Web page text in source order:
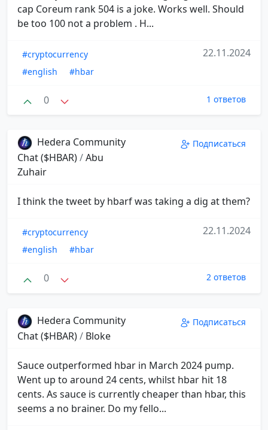
cap Coreum rank 504 is a joke. Works well. Should
be too 100 not a problem . H...
#cryptocurrency
#english
#hbar
22.11.2024
0 1 ответов
Hedera Community
Chat ($HBAR)/Abu
Zuhair
Подписаться
I think the tweet by hbarf was taking a dig at them?
#cryptocurrency
#english
#hbar
22.11.2024
0 2 ответов
Hedera Community
Chat ($HBAR)/ Bloke
Подписаться
Sauce outperformed hbar in March 2024 pump.
Went up to around 24 cents, whilst hbar hit 18
cents. As sauce is currently cheaper than hbar, this
seems a no brainer. Do my fello...